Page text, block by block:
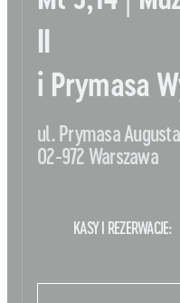
i Prymasa
ul. Prymasa
02-972 Warszawa
KASY I REZERWACJE: